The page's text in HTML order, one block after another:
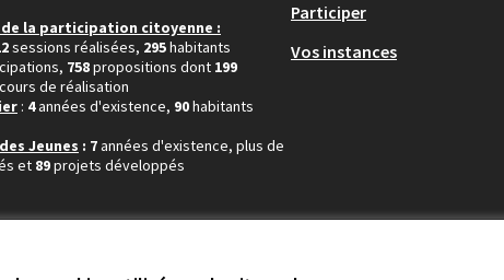
la participation citoyenne :
sessions réalisées, 295habitants
758propositions dont 199
de réalisation
: 4années d'existence, 90habitants
Jeunes : 7années d'existence, plus de
et 89projets développés
Participer
Vos instances